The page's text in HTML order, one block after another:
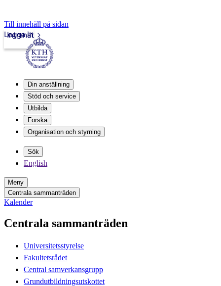
Till innehåll på sidan
Intranät
Logga in
Din anställning
Stöd och service
Utbilda
Forska
Organisation och styrning
Sök
English
Meny
Centrala sammanträden
Kalender
Centrala sammanträden
Universitetsstyrelse
Fakultetsrådet
Central samverkansgrupp
Grundutbildningsutskottet